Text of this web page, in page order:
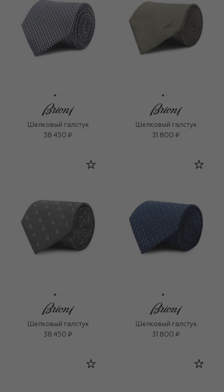
Шелковый галстук
38 450 ₽
Шелковый галстук
31 800 ₽
Шелковый галстук
38 450 ₽
Шелковый галстук
31 800 ₽